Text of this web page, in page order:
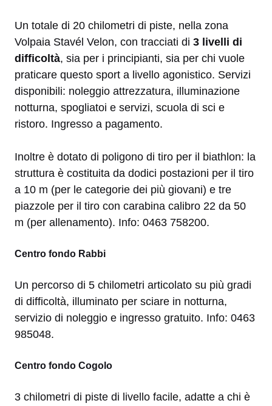
Un totale di 20 chilometri di piste, nella zona
Volpaia Stavél Velon, con tracciati di 3 livelli di
difficoltà, sia per i principianti, sia per chi vuole
praticare questo sport a livello agonistico. Servizi
disponibili: noleggio attrezzatura, illuminazione
notturna, spogliatoi e servizi, scuola di sci e
ristoro. Ingresso a pagamento.
Inoltre è dotato di poligono di tiro per il biathlon: la
struttura è costituita da dodici postazioni per il tiro
a 10 m (per le categorie dei più giovani) e tre
piazzole per il tiro con carabina calibro 22 da 50
m (per allenamento). Info: 0463 758200.
Centro fondo Rabbi
Un percorso di 5 chilometri articolato su più gradi
di difficoltà, illuminato per sciare in notturna,
servizio di noleggio e ingresso gratuito. Info: 0463
985048.
Centro fondo Cogolo
3 chilometri di piste di livello facile, adatte a chi è